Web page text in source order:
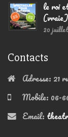
le roi
20
Contacts
Adresse: 21
Mobile: 06-
Email: